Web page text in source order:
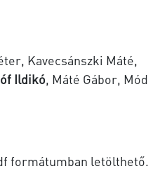
Kavecsánszki Máté,
Ildikó, Máté Gábor, Mód
formátumban letölthető.